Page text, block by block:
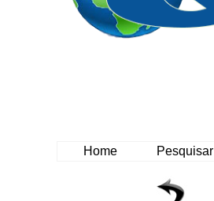
Home Pesquisar